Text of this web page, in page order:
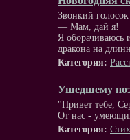
Звонкий
— Мам, дай я!
Я оборачиваюсь
дракона на
Категория:
Ушедшему
"Привет тебе,
От нас -
Категория: